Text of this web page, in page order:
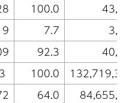
100.0
7.7
92.3
100.0
64.0